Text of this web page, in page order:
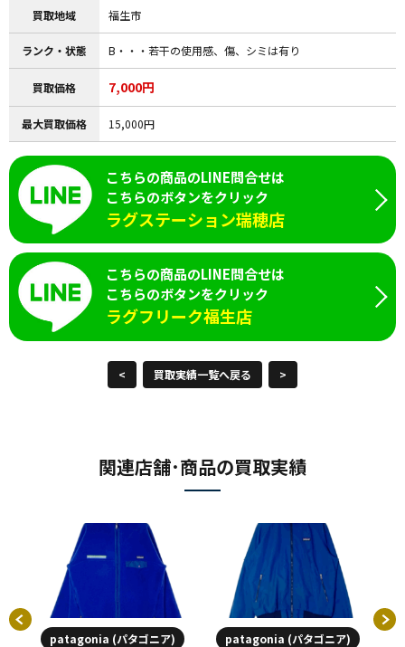
買取地域 福生市
ランク・状態 B・・・若干の使用感、傷、シミは有り
買取価格 7,000円
最大買取価格 15,000円
こちらの商品のLINE問合せは
こちらのボタンをクリック
ラグステーション瑞穂店
こちらの商品のLINE問合せは
こちらのボタンをクリック
ラグフリーク福生店
< 買取実績一覧へ戻る >
関連店舗･商品の買取実績
patagonia (パタゴニア) patagonia (パタゴニア)